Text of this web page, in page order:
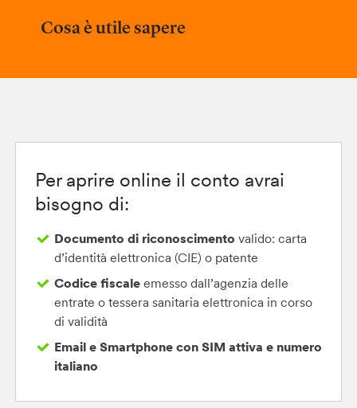
Cosa è utile sapere
Per aprire online il conto avrai
bisogno di:
Documento di riconoscimento valido: carta
d’identità elettronica (CIE) o patente
Codice fiscaleemesso dall’agenzia delle
entrate o tessera sanitaria elettronica in corso
di validità
Email e Smartphone con SIM attiva e numero
italiano